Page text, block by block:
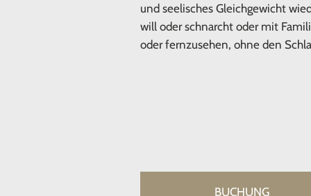
und seelisches Gleichgewicht
will oder schnarcht oder mit
oder fernzusehen, ohne den
BUCHUNG